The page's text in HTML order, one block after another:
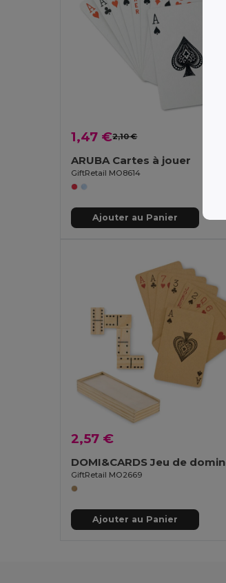
1,47 €2,10 €
ARUBA Cartes à jouer
GiftRetail MO8614
Ajouter au Panier
2,57 €
GiftRetail MO2669
Ajouter au Panier